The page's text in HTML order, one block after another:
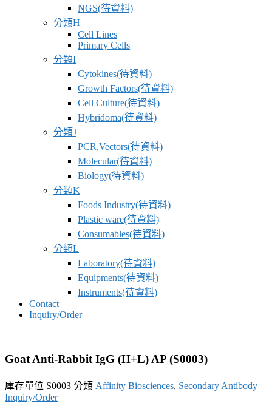
NGS(待資料)
分類H
Cell Lines
Primary Cells
分類I
Cytokines(待資料)
Growth Factors(待資料)
Cell Culture(待資料)
Hybridoma(待資料)
分類J
PCR,Vectors(待資料)
Molecular(待資料)
Biology(待資料)
分類K
Foods Industry(待資料)
Plastic ware(待資料)
Consumables(待資料)
分類L
Laboratory(待資料)
Equipments(待資料)
Instruments(待資料)
Contact
Inquiry/Order
Goat Anti-Rabbit IgG (H+L) AP (S0003)
庫存單位 S0003 分類 Affinity Biosciences, Secondary Antibody
Inquiry/Order